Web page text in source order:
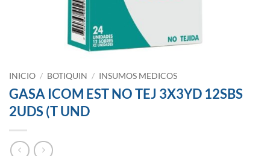
INICIO / BOTIQUIN / INSUMOS MEDICOS
GASA ICOM EST NO TEJ 3X3YD 12SBS
2UDS (T UND